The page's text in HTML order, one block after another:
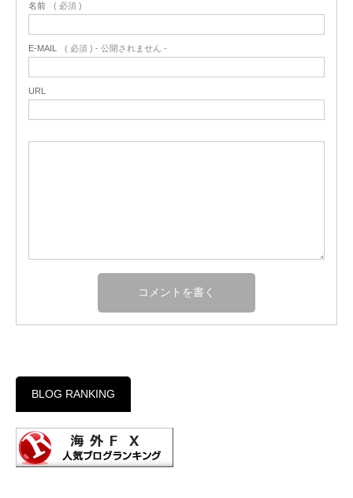
名前 ( 必須 )
E-MAIL ( 必須 ) - 公開されません -
URL
BLOG RANKING